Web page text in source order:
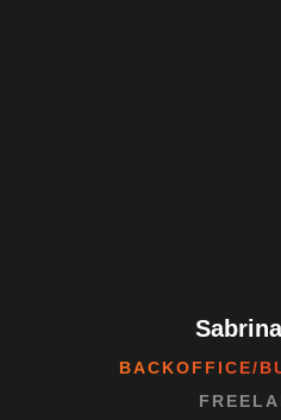
BACKOFFICE/